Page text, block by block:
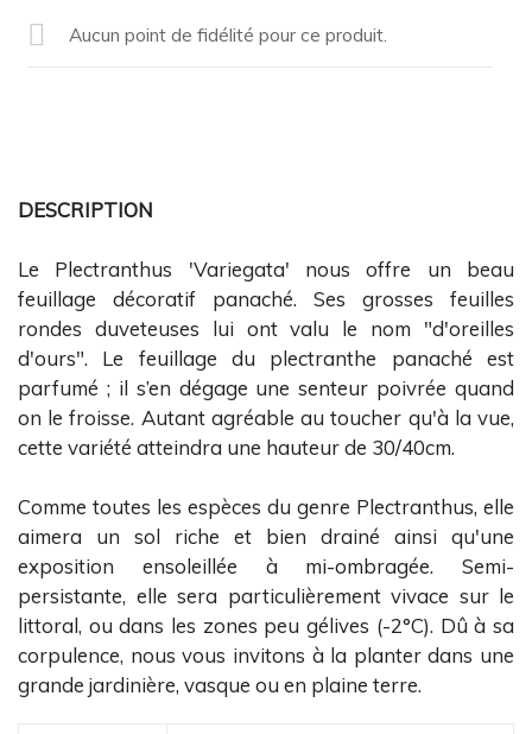
Aucun point de fidélité pour ce produit.
DESCRIPTION
Le Plectranthus 'Variegata' nous offre un beau
feuillage décoratif panaché. Ses grosses feuilles
rondes duveteuses lui ont valu le nom "d'oreilles
d'ours". Le feuillage du plectranthe panaché est
parfumé ; il s’en dégage une senteur poivrée quand
on le froisse. Autant agréable au toucher qu'à la vue,
cette variété atteindra une hauteur de 30/40cm.
Comme toutes les espèces du genre Plectranthus, elle
aimera un sol riche et bien drainé ainsi qu'une
exposition ensoleillée à mi-ombragée. Semi-
persistante, elle sera particulièrement vivace sur le
littoral, ou dans les zones peu gélives (-2°C). Dû à sa
corpulence, nous vous invitons à la planter dans une
grande jardinière, vasque ou en plaine terre.